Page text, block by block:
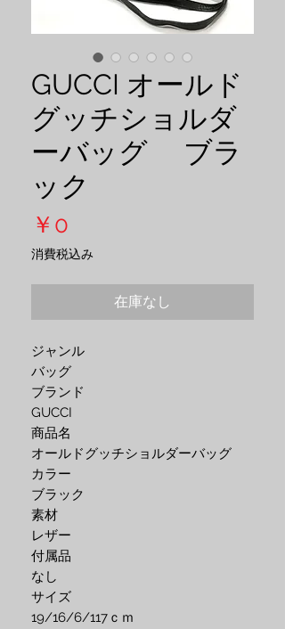
GUCCI オールド
グッチショルダ
ーバッグ ブラ
ック
￥0
格
消費税込み
在庫なし
ジャンル
バッグ
ブランド
GUCCI
商品名
オールドグッチショルダーバッグ
カラー
ブラック
素材
レザー
付属品
なし
サイズ
19/16/6/117ｃｍ